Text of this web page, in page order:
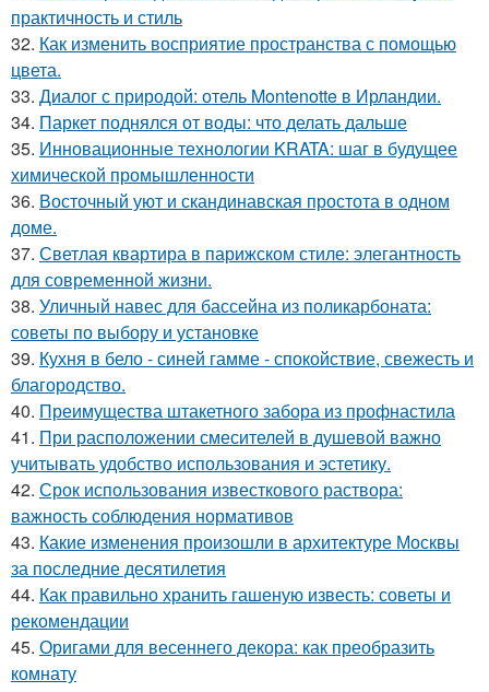
практичность и стиль
32. Как изменить восприятие пространства с помощью
цвета.
33. Диалог с природой: отель Montenotte в Ирландии.
34. Паркет поднялся от воды: что делать дальше
35. Инновационные технологии KRATA: шаг в будущее
химической промышленности
36. Восточный уют и скандинавская простота в одном
доме.
37. Светлая квартира в парижском стиле: элегантность
для современной жизни.
38. Уличный навес для бассейна из поликарбоната:
советы по выбору и установке
39. Кухня в бело - синей гамме - спокойствие, свежесть и
благородство.
40. Преимущества штакетного забора из профнастила
41. При расположении смесителей в душевой важно
учитывать удобство использования и эстетику.
42. Срок использования известкового раствора:
важность соблюдения нормативов
43. Какие изменения произошли в архитектуре Москвы
за последние десятилетия
44. Как правильно хранить гашеную известь: советы и
рекомендации
45. Оригами для весеннего декора: как преобразить
комнату